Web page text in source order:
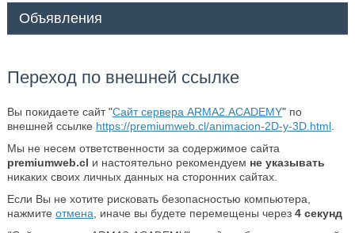
Объявления
Переход по внешней ссылке
Вы покидаете сайт "Сайт сервера ARMA2.ACADEMY" по
внешней ссылке https://premiumweb.cl/animacion-2D-y-3D.html.
Мы не несем ответственности за содержимое сайта
premiumweb.cl и настоятельно рекомендуем не указывать
никаких своих личных данных на сторонних сайтах.
Если Вы не хотите рисковать безопасностью компьютера,
нажмите отмена , иначе вы будете перемещены через 4секунд